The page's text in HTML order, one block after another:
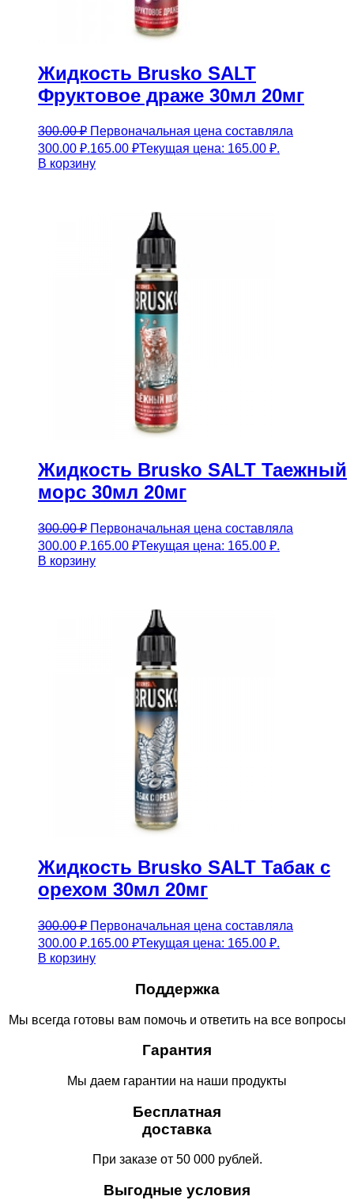
Жидкость Brusko SALT
Фруктовое драже 30мл 20мг
300.00₽ Первоначальная цена составляла
300.00 ₽.165.00 ₽Текущая цена: 165.00 ₽.
В корзину
Жидкость Brusko SALT Таежный
морс 30мл 20мг
300.00₽ Первоначальная цена составляла
300.00 ₽.165.00 ₽Текущая цена: 165.00 ₽.
В корзину
Жидкость Brusko SALT Табак с
орехом 30мл 20мг
300.00₽ Первоначальная цена составляла
300.00 ₽.165.00 ₽Текущая цена: 165.00 ₽.
В корзину
Поддержка
Мы всегда готовы вам помочь и ответить на все вопросы
Гарантия
Мы даем гарантии на наши продукты
Бесплатная
доставка
При заказе от 50 000 рублей.
Выгодные условия